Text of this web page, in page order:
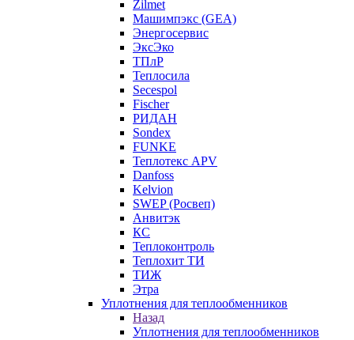
Zilmet
Машимпэкс (GEA)
Энергосервис
ЭксЭко
ТПлР
Теплосила
Secespol
Fischer
РИДАН
Sondex
FUNKE
Теплотекс APV
Danfoss
Kelvion
SWEP (Росвеп)
Анвитэк
КС
Теплоконтроль
Теплохит ТИ
ТИЖ
Этра
Уплотнения для теплообменников
Назад
Уплотнения для теплообменников